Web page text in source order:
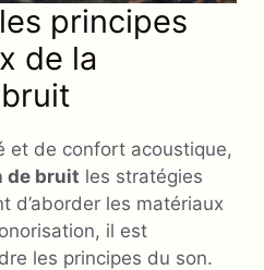
principes
de la
et de confort acoustique,
de bruit les stratégies
d’aborder les matériaux
il est
les principes du son.